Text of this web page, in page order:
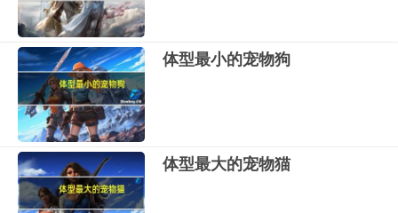
体型最小的宠物狗
体型最大的宠物猫